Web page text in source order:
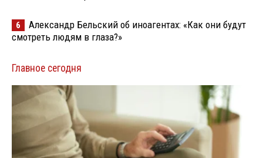
6
Александр Бельский об иноагентах: «Как они будут
смотреть людям в глаза?»
Главное сегодня